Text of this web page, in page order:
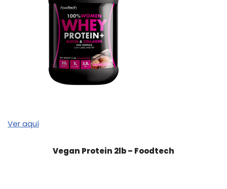
Ver aquí
Vegan Protein 2lb – Foodtech